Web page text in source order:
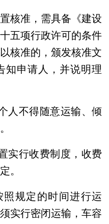
准，需具备《建设
五项行政许可的条件
核准的，颁发核准文
知申请人，并说明理
不得随意运输、倾
行收费制度，收费
。
规定的时间进行运
实行密闭运输，车容